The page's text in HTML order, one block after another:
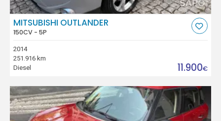
MITSUBISHI OUTLANDER
150CV - 5P
2014
251.916 km
Diesel
11.900€